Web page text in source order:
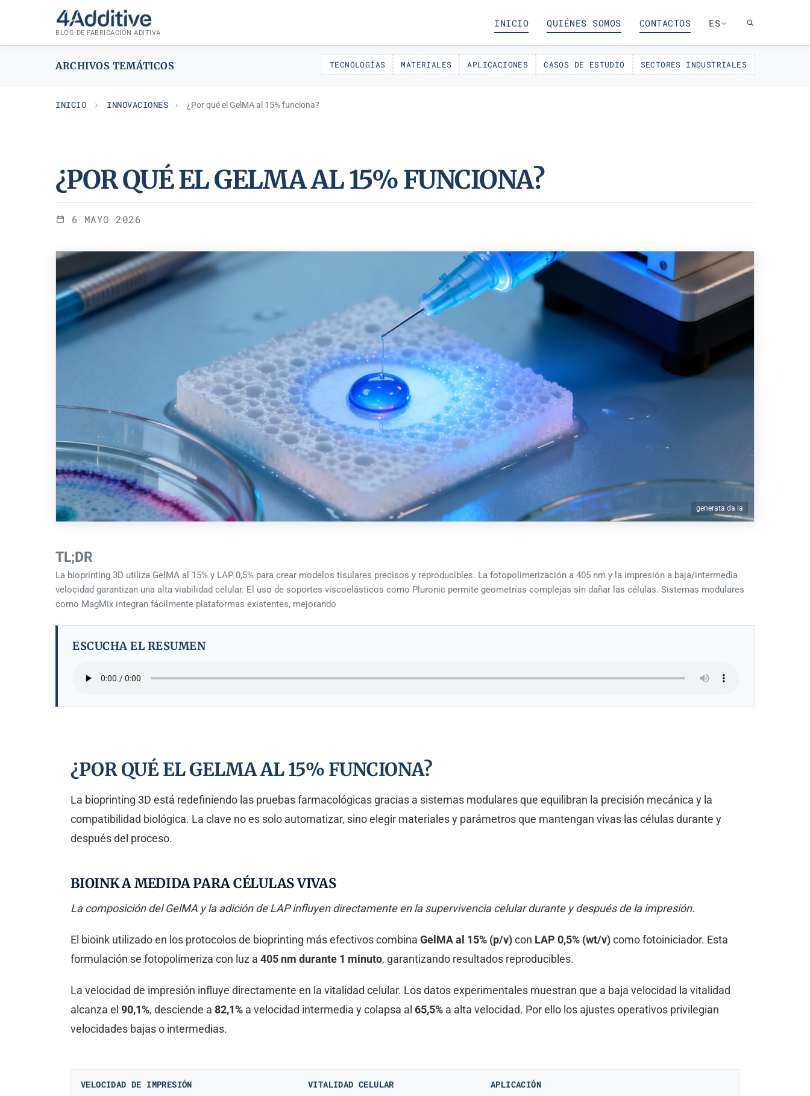
BLOG DE FABRICACIÓN ADITIVA
INICIO QUIÉNES SOMOS CONTACTOS ES
ARCHIVOS TEMÁTICOS TECNOLOGÍAS MATERIALES APLICACIONES CASOS DE ESTUDIO SECTORES INDUSTRIALES
INICIO INNOVACIONES ¿Por qué el GelMA al 15% funciona?
INNOVACIONES
¿POR QUÉ EL GELMA AL 15% FUNCIONA?
6 MAYO 2026
generata da ia
TL;DR
La bioprinting 3D utiliza GelMA al 15% y LAP 0,5% para crear modelos tisulares precisos y reproducibles. La fotopolimerización a 405 nm y la impresión a baja/intermedia
velocidad garantizan una alta viabilidad celular. El uso de soportes viscoelásticos como Pluronic permite geometrías complejas sin dañar las células. Sistemas modulares
como MagMix integran fácilmente plataformas existentes, mejorando
ESCUCHA EL RESUMEN
¿POR QUÉ EL GELMA AL 15% FUNCIONA?
La bioprinting 3D está redefiniendo las pruebas farmacológicas gracias a sistemas modulares que equilibran la precisión mecánica y la
compatibilidad biológica. La clave no es solo automatizar, sino elegir materiales y parámetros que mantengan vivas las células durante y
después del proceso.
BIOINK A MEDIDA PARA CÉLULAS VIVAS
La composición del GelMA y la adición de LAP influyen directamente en la supervivencia celular durante y después de la impresión.
El bioink utilizado en los protocolos de bioprinting más efectivos combina GelMA al 15% (p/v)con LAP 0,5% (wt/v)como fotoiniciador. Esta
formulación se fotopolimeriza con luz a 405 nm durante 1 minuto, garantizando resultados reproducibles.
La velocidad de impresión influye directamente en la vitalidad celular. Los datos experimentales muestran que a baja velocidad la vitalidad
alcanza el 90,1%, desciende a 82,1% a velocidad intermedia y colapsa al 65,5% a alta velocidad. Por ello los ajustes operativos privilegian
velocidades bajas o intermedias.
VELOCIDAD DE IMPRESIÓN VITALIDAD CELULAR APLICACIÓN